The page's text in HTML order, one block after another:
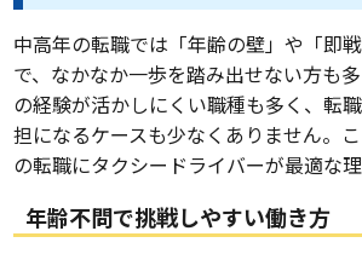
中高年の転職では「年齢の壁」や「即
で、なかなか一歩を踏み出せない方も
の経験が活かしにくい職種も多く、転
担になるケースも少なくありません。
の転職にタクシードライバーが最適な理
年齢不問で挑戦しやすい働き方